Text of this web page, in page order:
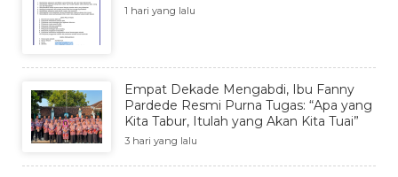
1 hari yang lalu
Empat Dekade Mengabdi, Ibu Fanny
Pardede Resmi Purna Tugas: “Apa yang
Kita Tabur, Itulah yang Akan Kita Tuai”
3 hari yang lalu